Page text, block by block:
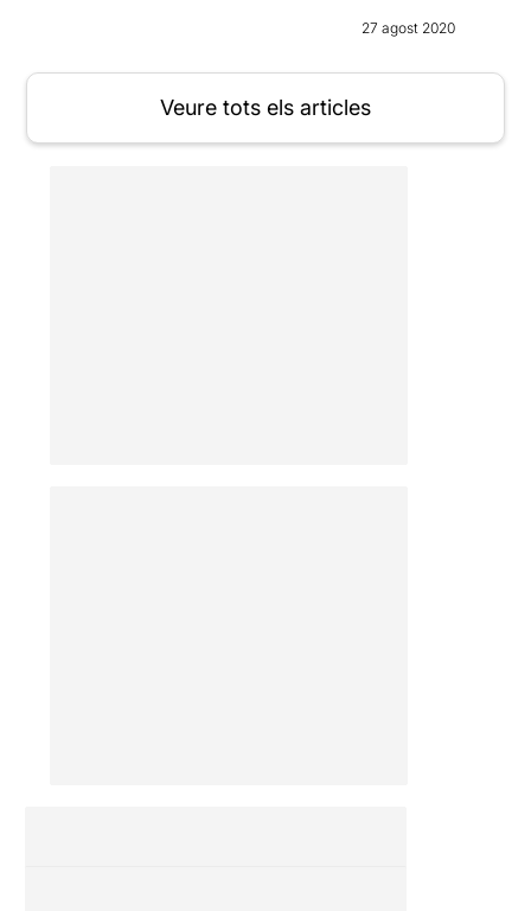
27 agost 2020
Veure tots els articles